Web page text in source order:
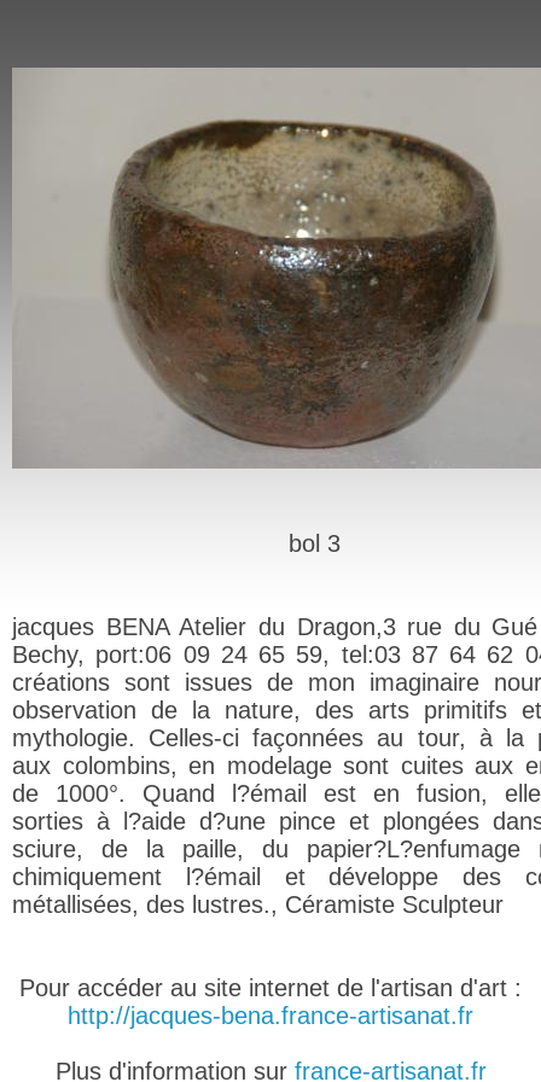
bol 3
jacques BENA Atelier du Dragon,3 rue du
Bechy, port:06 09 24 65 59, tel:03 87 64 62
créations sont issues de mon imaginaire
observation de la nature, des arts primitifs
mythologie. Celles-ci façonnées au tour, à la
aux colombins, en modelage sont cuites aux
de 1000°. Quand l?émail est en fusion,
sorties à l?aide d?une pince et plongées
sciure, de la paille, du papier?L?enfumage
chimiquement l?émail et développe des
métallisées, des lustres., Céramiste Sculpteur
Pour accéder au site internet de l'artisan d'art :
http://jacques-bena.france-artisanat.fr
Plus d'information sur france-artisanat.fr